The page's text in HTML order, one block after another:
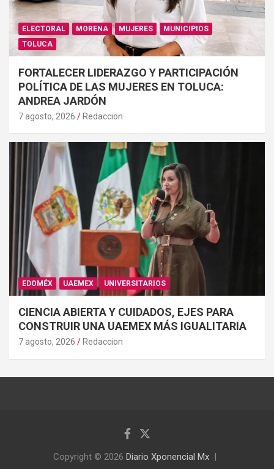
ELECTORAL MORENA MUJERES
MUNICIPIOS
TOLUCA
FORTALECER LIDERAZGO Y PARTICIPACIÓN
POLÍTICA DE LAS MUJERES EN TOLUCA:
ANDREA JARDÓN
7 agosto, 2026 Redaccion
EDOMÉX UAEMEX UNIVERSITARIOS
CIENCIA ABIERTA Y CUIDADOS, EJES PARA
CONSTRUIR UNA UAEMEX MÁS IGUALITARIA
7 agosto, 2026 Redaccion
Copyright © 2026 Diario Xponencial Mx